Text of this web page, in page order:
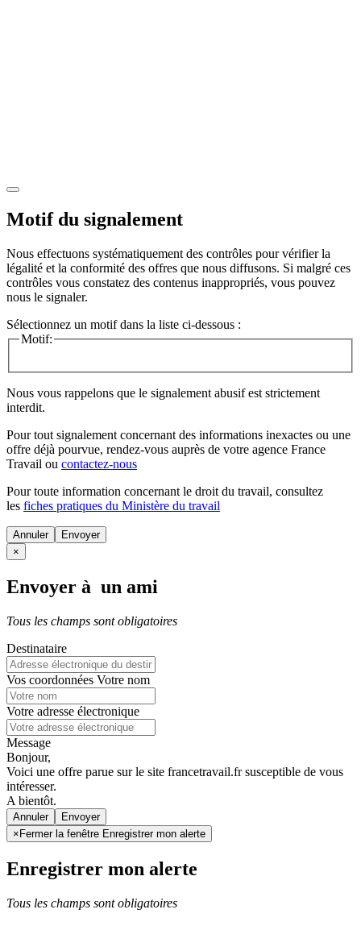
Motif du signalement
Nous effectuons systématiquement des contrôles pour vérifier la
légalité et la conformité des offres que nous diffusons. Si malgré ces
contrôles vous constatez des contenus inappropriés, vous pouvez
nous le signaler.
Sélectionnez un motif dans la liste ci-dessous :
Motif:
Nous vous rappelons que le signalement abusif est strictement
interdit.
Pour tout signalement concernant des informations inexactes ou une
offre déjà pourvue, rendez-vous auprès de votre agence France
Travail ou contactez-nous
Pour toute information concernant le droit du travail, consultez
les fiches pratiques du Ministère du travail
Annuler
×
Envoyer à un ami
Tous les champs sont obligatoires
Destinataire
Vos coordonnées Votre nom
Votre adresse électronique
Message
Bonjour,
Voici une offre parue sur le site francetravail.fr susceptible de vous
intéresser.
A bientôt.
Annuler
× Fermer la fenêtre Enregistrer mon alerte
Enregistrer mon alerte
Tous les champs sont obligatoires